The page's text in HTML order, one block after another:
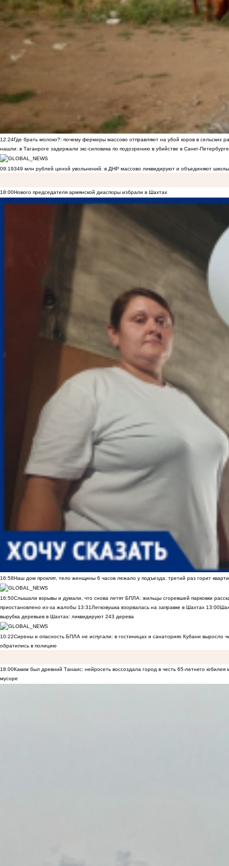
12:24Где брать молоко?: почему фермеры массово отправляют на убой коров в сельских
нашли: в Таганроге задержали экс-силовика по подозрению в убийстве в Санкт-Петербурге
09:19349 млн рублей ценой увольнений: в ДНР массово ликвидируют и объединяют
18:00Нового председателя армянской диаспоры избрали в Шахтах
16:58Наш дом проклят, тело женщины 6 часов лежало у подъезда: третий раз горит
16:50Слышали взрывы и думали, что снова летят БПЛА: жильцы сгоревшей парковки
приостановлено из-за жалобы 13:31Легковушка взорвалась на заправке в Шахтах 13:00
вырубка деревьев в Шахтах: ликвидируют 243 дерева
10:22Сирены и опасность БПЛА не испугали: в гостиницах и санаториях Кубани выросло
обратились в полицию
18:00Каким был древний Танаис: нейросеть воссоздала город в честь 65-летнего юбилея
мусоре